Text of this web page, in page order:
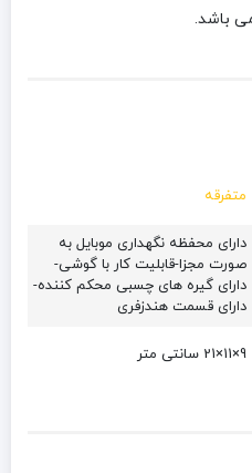
باشد.
متفرقه
دارای محفظه نگهداری موبایل به
صورت مجزا-قابلیت کار با گوشی-
دارای گیره های چسبی محکم کننده-
دارای قسمت هندزفری
9×11×21 سانتی متر